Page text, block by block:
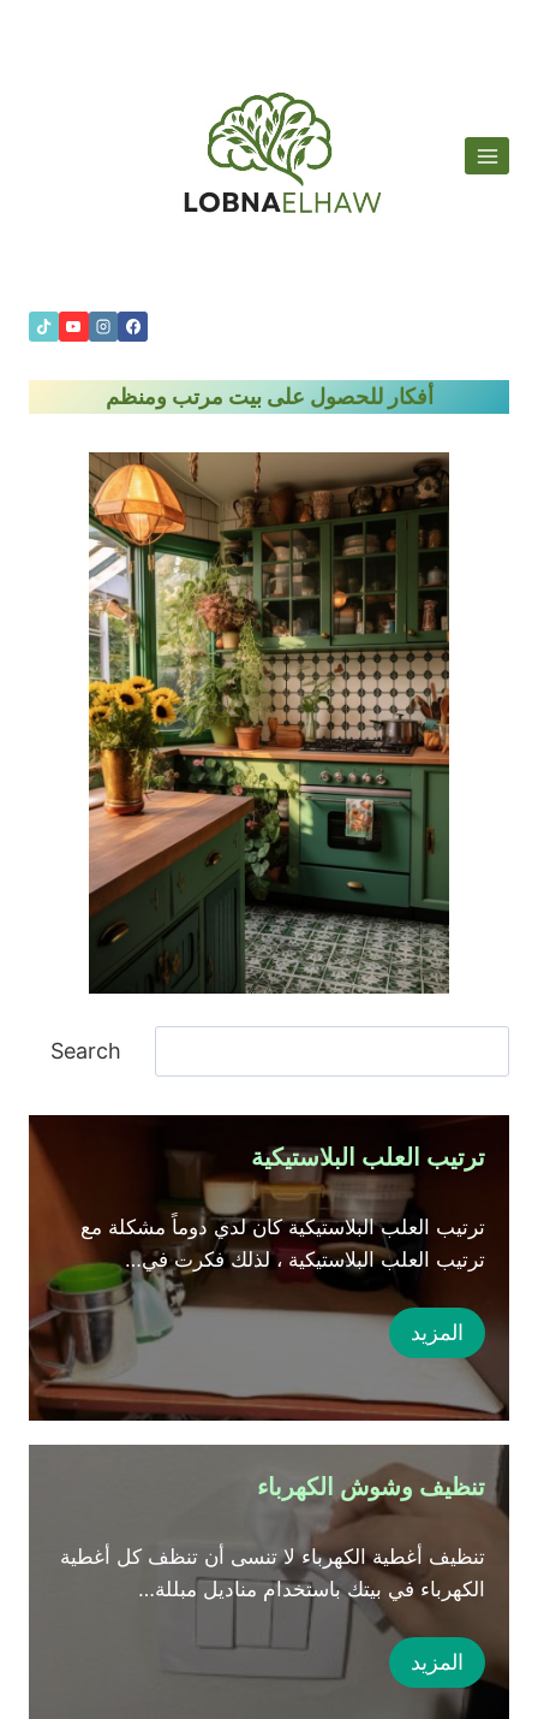
أفكار للحصول على بيت مرتب ومنظم
ل
ث
Search
ترتيب العلب البلاستيكية
ترتيب العلب البلاستيكية كان لدي دوماً مشكلة مع
ترتيب العلب البلاستيكية ، لذلك فكرت في…
المزيد
تنظيف وشوش الكهرباء
تنظيف أغطية الكهرباء لا تنسى أن تنظف كل أغطية
الكهرباء في بيتك باستخدام مناديل مبللة…
المزيد